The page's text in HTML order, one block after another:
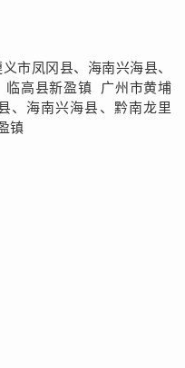
市凤冈县、海南兴海县、
临高县新盈镇 广州市黄埔
、海南兴海县、黔南龙里
镇